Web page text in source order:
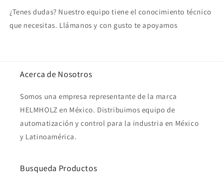
¿Tenes dudas? Nuestro equipo tiene el conocimiento técnico
que necesitas. Llámanos y con gusto te apoyamos
Acerca de Nosotros
Somos una empresa representante de la marca
HELMHOLZ en México. Distribuimos equipo de
automatización y control para la industria en México
y Latinoamérica.
Busqueda Productos